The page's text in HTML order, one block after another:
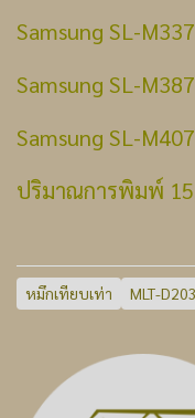
Samsung SL-
Samsung SL-
Samsung SL-
ปริมาณการพิมพ์
หมึกเทียบเท่า MLT-